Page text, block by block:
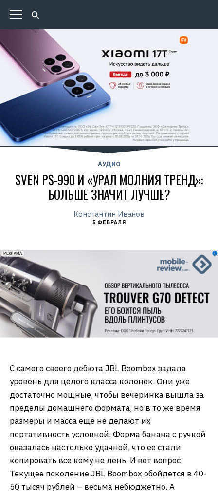
АУДИО
SVEN PS-990 И «УРАЛ МОЛНИЯ ТРЕНД»:
БОЛЬШЕ ЗНАЧИТ ЛУЧШЕ?
Константин Иванов
5 ФЕВРАЛЯ
erid: 2VfnxxmNzs5
РЕКЛАМА
С самого своего дебюта JBL Boombox задала
уровень для целого класса колонок. Они уже
достаточно мощные, чтобы вечеринка вышла за
пределы домашнего формата, но в то же время
размеры и масса еще не делают их
портативность условной. Форма банана с ручкой
оказалась настолько удачной, что ее стали
копировать все кому не лень. И вот вопрос.
Текущее поколение JBL Boombox обойдется в 40-
50 тысяч рублей – весьма небюджетно. А